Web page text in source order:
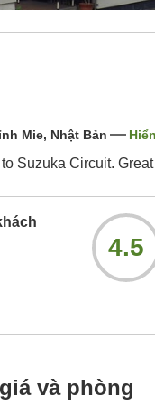
Mie, Nhật Bản
Suzuka Circuit.
4.5
và phòng